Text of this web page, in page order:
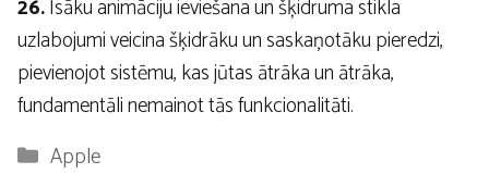
26.Īsāku animāciju ieviešana un šķidruma stikla
uzlabojumi veicina šķidrāku un saskaņotāku pieredzi,
pievienojot sistēmu, kas jūtas ātrāka un ātrāka,
fundamentāli nemainot tās funkcionalitāti.
Kategorijas
Apple